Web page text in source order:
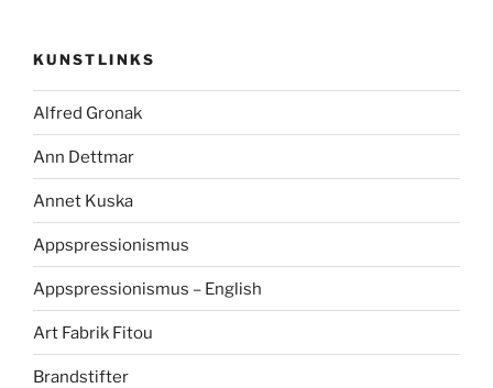
KUNSTLINKS
Alfred Gronak
Ann Dettmar
Annet Kuska
Appspressionismus
Appspressionismus – English
Art Fabrik Fitou
Brandstifter